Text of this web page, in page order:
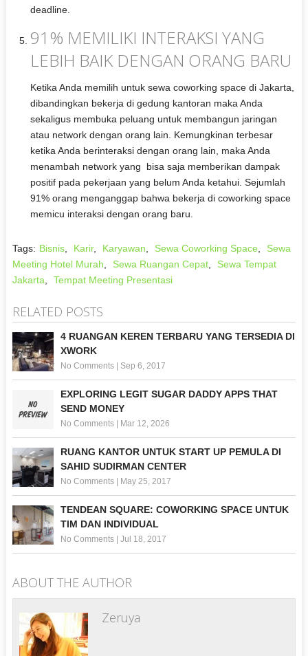
deadline.
91% MEMILIKI INTERAKSI YANG
LEBIH BAIK DENGAN ORANG BARU
Ketika Anda memilih untuk sewa coworking space di Jakarta,
dibandingkan bekerja di gedung kantoran maka Anda
sekaligus membuka peluang untuk membangun jaringan
atau network dengan orang lain. Kemungkinan terbesar
ketika Anda berinteraksi dengan orang lain, maka Anda
menambah network yang bisa saja memberikan dampak
positif pada pekerjaan yang belum Anda ketahui. Sejumlah
91% orang menganggap bahwa bekerja di coworking space
memicu interaksi dengan orang baru.
Tags: Bisnis, Karir, Karyawan Sewa Coworking Space
Sewa
Meeting Hotel Murah
Sewa Ruangan Cepat,
Sewa Tempat
Jakarta
Tempat Meeting Presentasi
RELATED POSTS
4 RUANGAN KEREN TERBARU YANG TERSEDIA DI
XWORK
No Comments| Sep 6, 2017
EXPLORING LEGIT SUGAR DADDY APPS THAT
SEND MONEY
No Comments| Mar 12, 2026
RUANG KANTOR UNTUK START UP PEMULA DI
SAHID SUDIRMAN CENTER
No Comments| May 25, 2017
TENDEAN SQUARE: COWORKING SPACE UNTUK
TIM DAN INDIVIDUAL
No Comments| Jul 18, 2017
ABOUT THE AUTHOR
Zeruya